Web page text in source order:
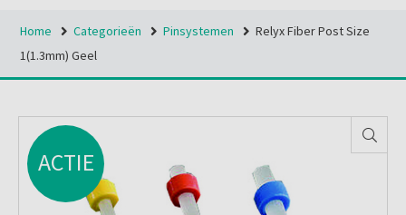
Home Categorieën Pinsystemen
Relyx Fiber Post Size
1(1.3mm) Geel
ACTIE